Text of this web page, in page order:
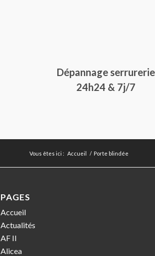
Dépannage serrurerie
24h24 & 7j/7
Vous êtes ici : Accueil / Porte blindée
PAGES
Accueil
Actualités
AF II
Alicea